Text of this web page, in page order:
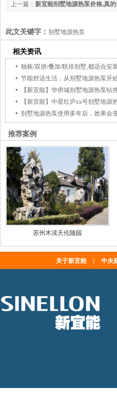
上一篇： 新宜能别墅地源热泵价格,真的
此文关键字： 别墅地源热泵
相关资讯
节能舒适生活，从别墅地源热泵开
【新宜能】华侨城别墅地源热泵钻
【新宜能】中星红庐xx号别墅地源
别墅地源热泵使用多年后，效果会
推荐案例
苏州木渎天伦随园
关于新宜能 中央